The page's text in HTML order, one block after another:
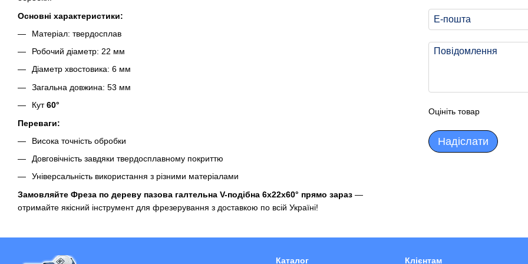
Основні характеристики:
Матеріал: твердосплав
Робочий діаметр: 22 мм
Діаметр хвостовика: 6 мм
Загальна довжина: 53 мм
Кут60°
Переваги:
Висока точність обробки
Довговічність завдяки твердосплавному покриттю
Універсальність використання з різними матеріалами
Замовляйте Фреза по дереву пазова галтельна V-подібна 6х22х60° прямо зараз —
отримайте якісний інструмент для фрезерування з доставкою по всій Україні!
Оцініть товар
Надіслати
Каталог Клієнтам